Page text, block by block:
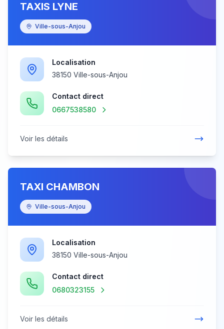
TAXIS LYNE
Ville-sous-Anjou
Localisation
38150 Ville-sous-Anjou
Contact direct
0667538580
Voir les détails
TAXI CHAMBON
Ville-sous-Anjou
Localisation
38150 Ville-sous-Anjou
Contact direct
0680323155
Voir les détails